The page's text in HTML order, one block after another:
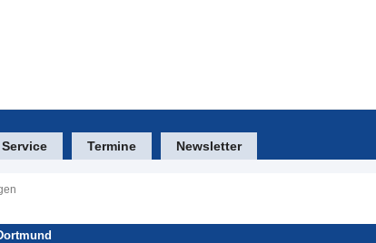
Service Termine Newsletter